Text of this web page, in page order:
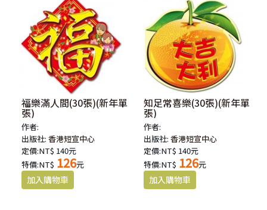
福樂滿人間(30張)(新年單
張)
作者:
出版社:香港短宣中心
定價:NT$ 140元
特價:NT$ 126元
知足常喜樂(30張)(新年單
張)
作者:
出版社:香港短宣中心
定價:NT$ 140元
特價:NT$ 126元